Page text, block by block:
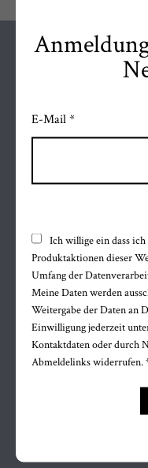
Sa
Mi
E-Mail *
Ich willige ein dass
Produktaktionen dieser
Umfang der
Meine Daten werden
Weitergabe der Daten an
Einwilligung jederzeit
Kontaktdaten oder durch
Abmeldelinks widerrufen.